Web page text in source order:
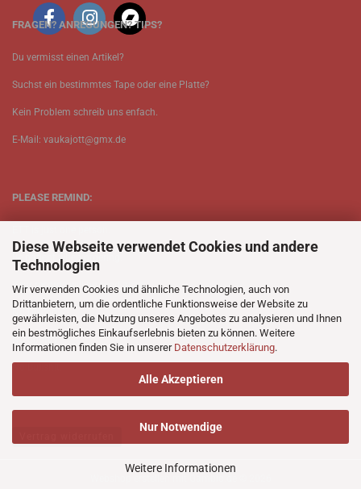
Diese Webseite verwendet Cookies und andere
Technologien
Wir verwenden Cookies und ähnliche Technologien, auch von
Drittanbietern, um die ordentliche Funktionsweise der Website zu
gewährleisten, die Nutzung unseres Angebotes zu analysieren und Ihnen
ein bestmögliches Einkaufserlebnis bieten zu können. Weitere
Informationen finden Sie in unserer Datenschutzerklärung.
Alle Akzeptieren
Nur Notwendige
Weitere Informationen
FRAGEN? ANREGUNGEN? TIPS?
Du vermisst einen Artikel?
Suchst ein bestimmtes Tape oder eine Platte?
Kein Problem schreib uns enfach.
E-Mail: vaukajott@gmx.de
PLEASE REMIND:
Be patient when ordering.
Your records will be send asap.
No Discogs.
No Spotify.
No Bullshit.